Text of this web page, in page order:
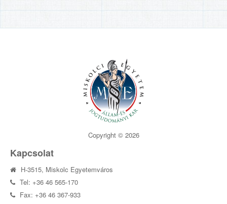
Copyright © 2026
Kapcsolat
H-3515, Miskolc Egyetemváros
Tel: +36 46 565-170
Fax: +36 46 367-933